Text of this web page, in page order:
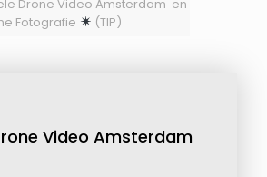
Drone Video Amsterdam en
Fotografie
(TIP)
Video Amsterdam